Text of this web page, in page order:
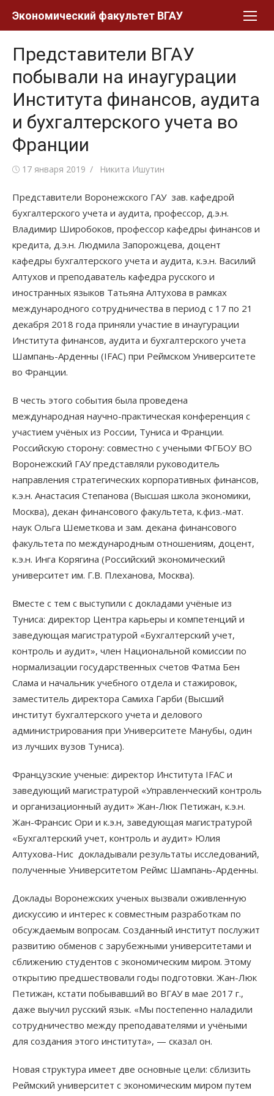
Экономический факультет ВГАУ
Представители ВГАУ
побывали на инаугурации
Института финансов, аудита
и бухгалтерского учета во
Франции
Posted
17 января 2019 Author
Никита Ишутин
Представители Воронежского ГАУ зав. кафедрой
бухгалтерского учета и аудита, профессор, д.э.н.
Владимир Широбоков, профессор кафедры финансов и
кредита, д.э.н. Людмила Запорожцева, доцент
кафедры бухгалтерского учета и аудита, к.э.н. Василий
Алтухов и преподаватель кафедра русского и
иностранных языков Татьяна Алтухова в рамках
международного сотрудничества в период с 17 по 21
декабря 2018 года приняли участие в инаугурации
Института финансов, аудита и бухгалтерского учета
Шампань-Арденны (IFAC) при Реймском Университете
во Франции.
В честь этого события была проведена
международная научно-практическая конференция с
участием учёных из России, Туниса и Франции.
Российскую сторону: совместно с учеными ФГБОУ ВО
Воронежский ГАУ представляли руководитель
направления стратегических корпоративных финансов,
к.э.н. Анастасия Степанова (Высшая школа экономики,
Москва), декан финансового факультета, к.физ.-мат.
наук Ольга Шеметкова и зам. декана финансового
факультета по международным отношениям, доцент,
к.э.н. Инга Корягина (Российский экономический
университет им. Г.В. Плеханова, Москва).
Вместе с тем с выступили с докладами учёные из
Туниса: директор Центра карьеры и компетенций и
заведующая магистратурой «Бухгалтерский учет,
контроль и аудит», член Национальной комиссии по
нормализации государственных счетов Фатма Бен
Слама и начальник учебного отдела и стажировок,
заместитель директора Самиха Гарби (Высший
институт бухгалтерского учета и делового
администрирования при Университете Манубы, один
из лучших вузов Туниса).
Французские ученые: директор Института IFAC и
заведующий магистратурой «Управленческий контроль
и организационный аудит» Жан-Люк Петижан, к.э.н.
Жан-Франсис Ори и к.э.н, заведующая магистратурой
«Бухгалтерский учет, контроль и аудит» Юлия
Алтухова-Нис докладывали результаты исследований,
полученные Университетом Реймс Шампань-Арденны.
Доклады Воронежских ученых вызвали оживленную
дискуссию и интерес к совместным разработкам по
обсуждаемым вопросам. Созданный институт послужит
развитию обменов с зарубежными университетами и
сближению студентов с экономическим миром. Этому
открытию предшествовали годы подготовки. Жан-Люк
Петижан, кстати побывавший во ВГАУ в мае 2017 г.,
даже выучил русский язык. «Мы постепенно наладили
сотрудничество между преподавателями и учёными
для создания этого института», — сказал он.
Новая структура имеет две основные цели: сблизить
Реймский университет с экономическим миром путем